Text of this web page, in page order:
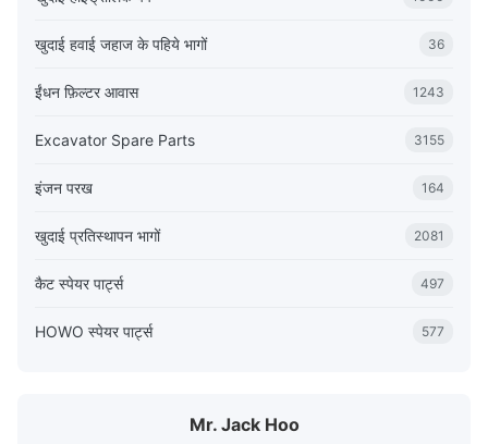
खुदाई हवाई जहाज के पहिये भागों 36
ईंधन फ़िल्टर आवास 1243
Excavator Spare Parts 3155
इंजन परख 164
खुदाई प्रतिस्थापन भागों 2081
कैट स्पेयर पार्ट्स 497
HOWO स्पेयर पार्ट्स 577
Mr. Jack Hoo